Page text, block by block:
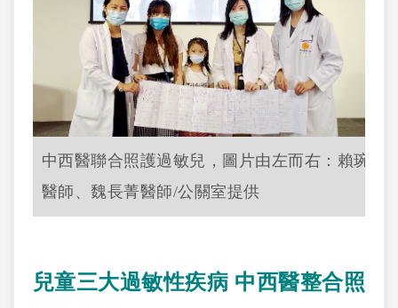
中西醫聯合照護過敏兒，圖片由左而右：賴琬郁
醫師、魏長菁醫師/公關室提供
兒童三大過敏性疾病 中西醫整合照